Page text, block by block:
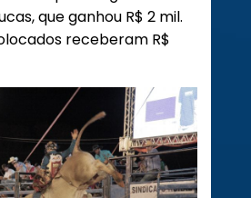
que ganhou R$ 2 mil.
receberam R$